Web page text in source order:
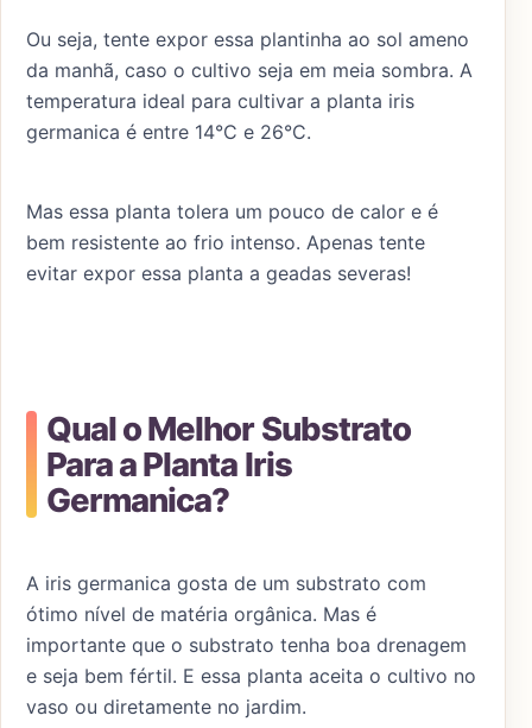
Ou seja, tente expor essa plantinha ao sol ameno
da manhã, caso o cultivo seja em meia sombra. A
temperatura ideal para cultivar a planta iris
germanica é entre 14°C e 26°C.
Mas essa planta tolera um pouco de calor e é
bem resistente ao frio intenso. Apenas tente
evitar expor essa planta a geadas severas!
Qual o Melhor Substrato
Para a Planta Iris
Germanica?
A iris germanica gosta de um substrato com
ótimo nível de matéria orgânica. Mas é
importante que o substrato tenha boa drenagem
e seja bem fértil. E essa planta aceita o cultivo no
vaso ou diretamente no jardim.